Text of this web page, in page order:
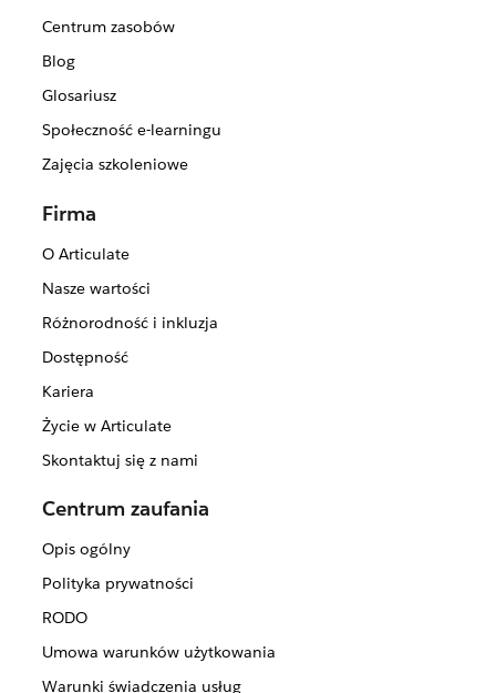
Centrum zasobów
Blog
Glosariusz
Społeczność e-learningu
Zajęcia szkoleniowe
Firma
O Articulate
Nasze wartości
Różnorodność i inkluzja
Dostępność
Kariera
Życie w Articulate
Skontaktuj się z nami
Centrum zaufania
Opis ogólny
Polityka prywatności
RODO
Umowa warunków użytkowania
Warunki świadczenia usług